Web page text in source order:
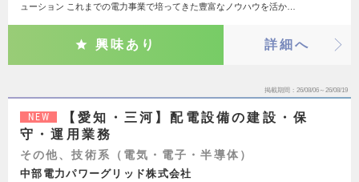
ューション これまでの電力事業で培ってきた豊富なノウハウを活か…
興味あり 詳細へ
掲載期間 26/08/06～26/08/19
NEW
【愛知・三河】配電設備の建設・保
守・運用業務
その他、技術系（電気・電子・半導体）
中部電力パワーグリッド株式会社